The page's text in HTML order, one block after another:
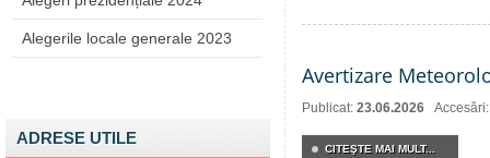
Alegerile locale generale 2023
ADRESE UTILE
Avertizare
Publicat: 23.06.2026
CITEŞTE MAI MULT...